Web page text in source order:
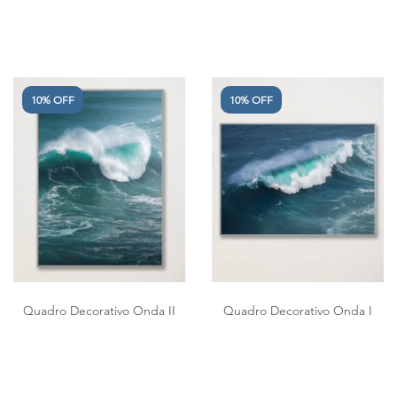
10% OFF
Quadro Decorativo Onda II
10% OFF
Quadro Decorativo Onda I